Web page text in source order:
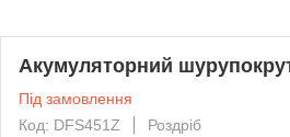
Акумуляторний
Під замовлення
Код: DFS451Z
Роздріб